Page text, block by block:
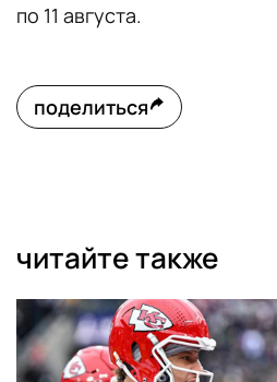
по 11 августа.
поделиться
читайте также